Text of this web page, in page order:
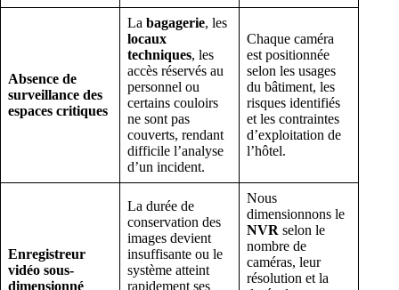
Absence de
surveillance des
espaces critiques
La bagagerie, les
locaux
techniques, les
accès réservés au
personnel ou
certains couloirs
ne sont pas
couverts, rendant
difficile l’analyse
d’un incident.
Chaque caméra
est positionnée
selon les usages
du bâtiment, les
risques identifiés
et les contraintes
d’exploitation de
l’hôtel.
Enregistreur
vidéo sous-
dimensionné
La durée de
conservation des
images devient
insuffisante ou le
système atteint
rapidement ses
Nous
dimensionnons le
NVR selon le
nombre de
caméras, leur
résolution et la